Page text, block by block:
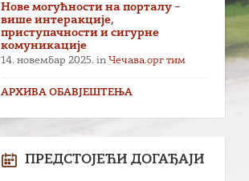
Нове могућности на порталу –
више интеракције,
приступачности и сигурне
комуникације
14. новембар 2025.in Чечава.орг тим
АРХИВА ОБАВЈЕШТЕЊА
ПРЕДСТОЈЕЋИ ДОГАЂАЈИ